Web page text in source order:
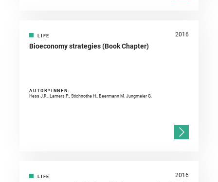
LIFE 2016
Bioeconomy strategies (Book Chapter)
AUTOR*INNEN:
Hess J.R., Lamers P., Stichnothe H., Beermann M. Jungmeier G.
LIFE 2016